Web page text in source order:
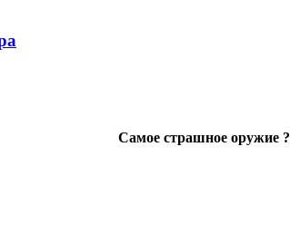
Самое страшное оружие ?